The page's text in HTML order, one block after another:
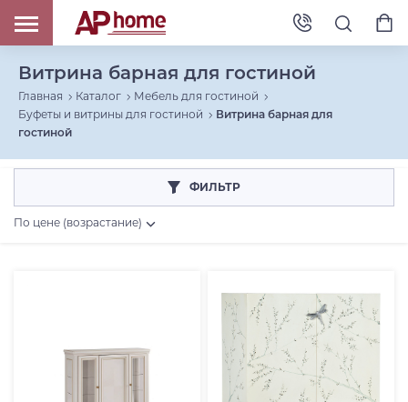
Витрина барная для гостиной
Главная Каталог
Мебель для гостиной
Буфеты и витрины для гостиной
Витрина барная для
гостиной
ФИЛЬТР
По цене (возрастание)
До